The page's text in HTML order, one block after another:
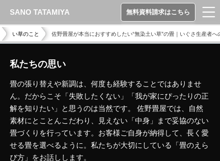
い草のこと 佐野畳屋が本当におすすめしたい“無染土い草”の畳｜いぐさ生産者へ
私たちの思い
畳の張り替えや新調は、何度も経験することではありませ
ん。だからこそ「失敗したくない」「我が家にぴったりの正
解を知りたい」と思うのは当然です。 佐野畳屋では、自然
素材にとことんこだわり、見えない「中身」まで妥協のない
畳づくりを行っています。お客様ご自身が納得して、長く愛
せる畳を選べるように。私たちが大切にしている「畳のえら
び方」をお話しします。
SANO TATAMIYA 無料資料請求はこちら